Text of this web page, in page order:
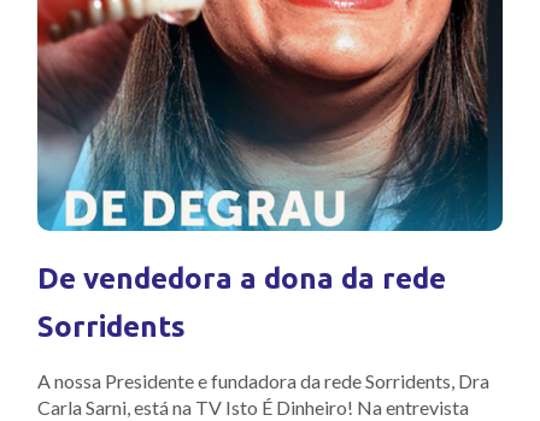
De vendedora a dona da rede
Sorridents
A nossa Presidente e fundadora da rede Sorridents, Dra
Carla Sarni, está na TV Isto É Dinheiro! Na entrevista